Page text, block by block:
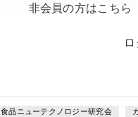
非会員の方はこちら
食品ニューテクノロジー研究会